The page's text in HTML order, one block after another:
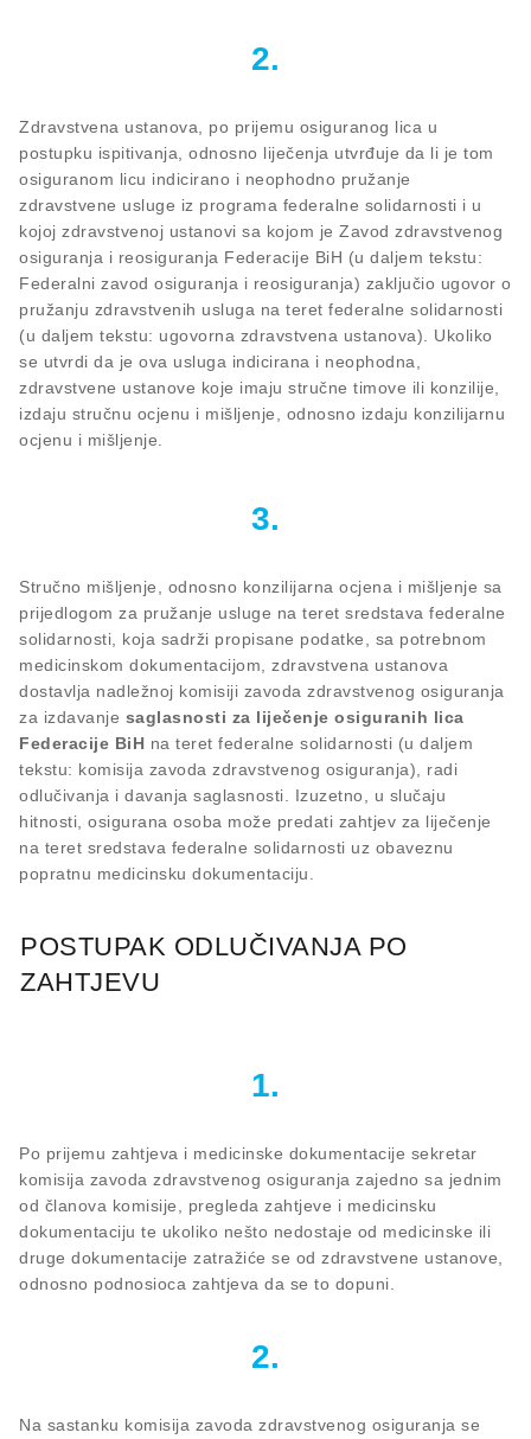
2.
Zdravstvena ustanova, po prijemu osiguranog lica u
postupku ispitivanja, odnosno liječenja utvrđuje da li je tom
osiguranom licu indicirano i neophodno pružanje
zdravstvene usluge iz programa federalne solidarnosti i u
kojoj zdravstvenoj ustanovi sa kojom je Zavod zdravstvenog
osiguranja i reosiguranja Federacije BiH (u daljem tekstu:
Federalni zavod osiguranja i reosiguranja) zaključio ugovor o
pružanju zdravstvenih usluga na teret federalne solidarnosti
(u daljem tekstu: ugovorna zdravstvena ustanova). Ukoliko
se utvrdi da je ova usluga indicirana i neophodna,
zdravstvene ustanove koje imaju stručne timove ili konzilije,
izdaju stručnu ocjenu i mišljenje, odnosno izdaju konzilijarnu
ocjenu i mišljenje.
3.
Stručno mišljenje, odnosno konzilijarna ocjena i mišljenje sa
prijedlogom za pružanje usluge na teret sredstava federalne
solidarnosti, koja sadrži propisane podatke, sa potrebnom
medicinskom dokumentacijom, zdravstvena ustanova
dostavlja nadležnoj komisiji zavoda zdravstvenog osiguranja
za izdavanje saglasnosti za liječenje osiguranih lica
Federacije BiH na teret federalne solidarnosti (u daljem
tekstu: komisija zavoda zdravstvenog osiguranja), radi
odlučivanja i davanja saglasnosti. Izuzetno, u slučaju
hitnosti, osigurana osoba može predati zahtjev za liječenje
na teret sredstava federalne solidarnosti uz obaveznu
popratnu medicinsku dokumentaciju.
POSTUPAK ODLUČIVANJA PO
ZAHTJEVU
1.
Po prijemu zahtjeva i medicinske dokumentacije sekretar
komisija zavoda zdravstvenog osiguranja zajedno sa jednim
od članova komisije, pregleda zahtjeve i medicinsku
dokumentaciju te ukoliko nešto nedostaje od medicinske ili
druge dokumentacije zatražiće se od zdravstvene ustanove,
odnosno podnosioca zahtjeva da se to dopuni.
2.
Na sastanku komisija zavoda zdravstvenog osiguranja se